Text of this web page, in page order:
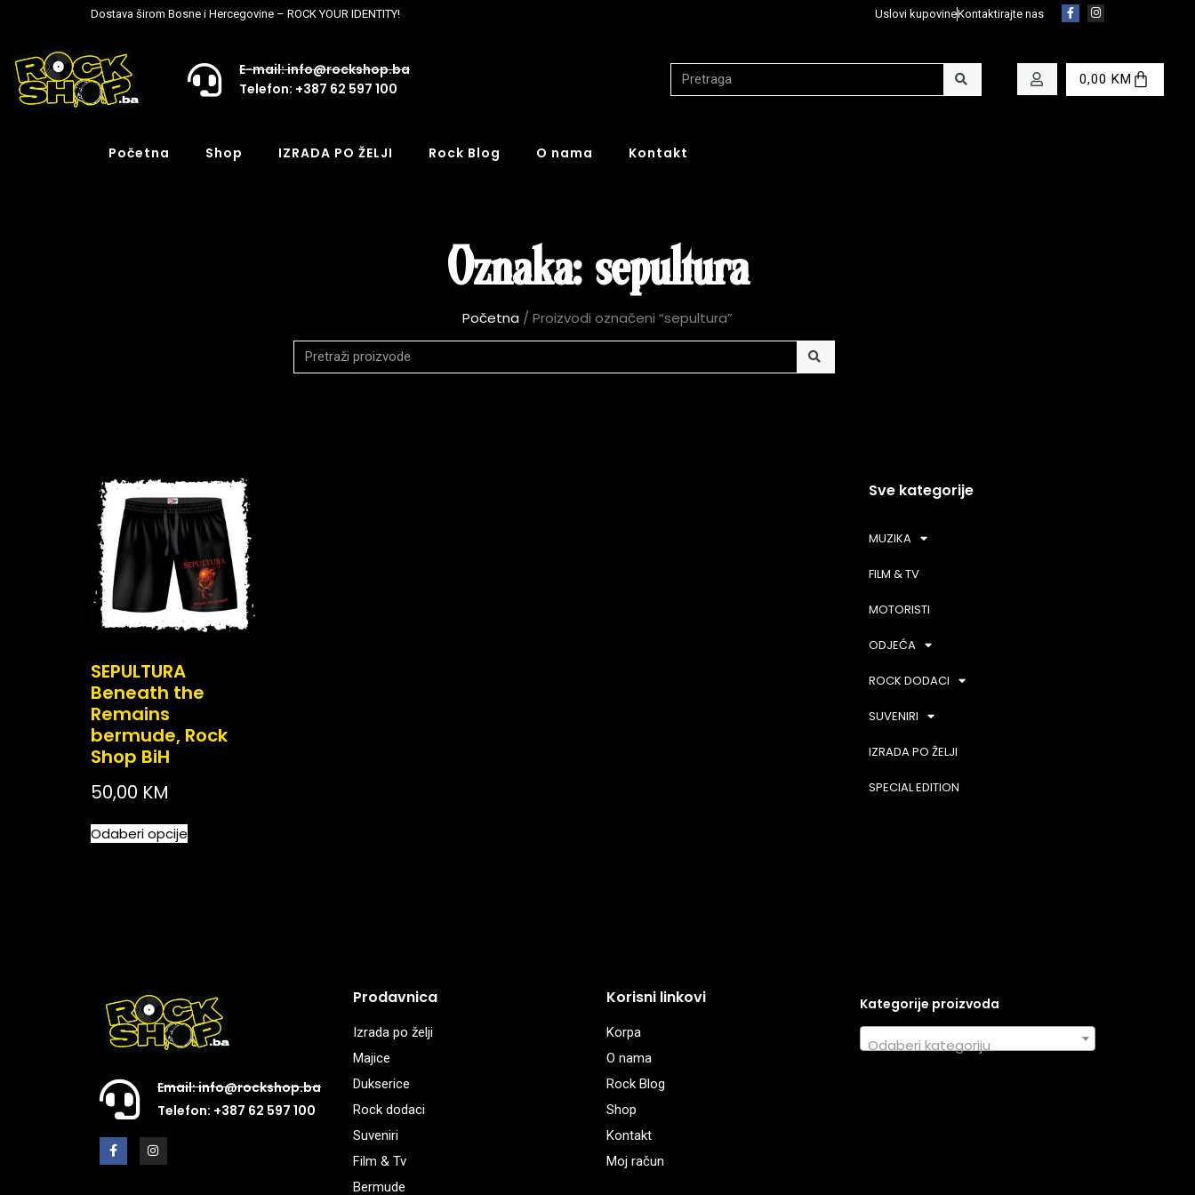
Dostava širom Bosne i Hercegovine – ROCK YOUR IDENTITY! Uslovi kupovineKontaktirajte nas
E-mail: info@rockshop.ba
Telefon: +387 62 597 100
0,00 KM
Početna Shop IZRADA PO ŽELJI Rock Blog O nama Kontakt
Oznaka: sepultura
Početna / Proizvodi označeni “sepultura”
SEPULTURA
Beneath the
Remains
bermude, Rock
Shop BiH
50,00 KM
Odaberi opcije
Sve kategorije
MUZIKA
FILM & TV
MOTORISTI
ODJEĆA
ROCK DODACI
SUVENIRI
IZRADA PO ŽELJI
SPECIAL EDITION
Email: info@rockshop.ba
Telefon: +387 62 597 100
Prodavnica
Izrada po želji
Majice
Dukserice
Rock dodaci
Suveniri
Film & Tv
Bermude
Korisni linkovi
Korpa
O nama
Rock Blog
Shop
Kontakt
Moj račun
Kategorije proizvoda
Odaberi kategoriju